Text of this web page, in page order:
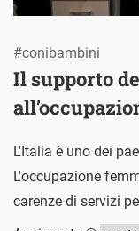
Il supporto
#conibambini
L'Italia è uno dei
L'occupazione
carenze di servizi